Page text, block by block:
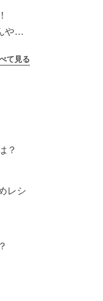
やり
て見る
？
レシ